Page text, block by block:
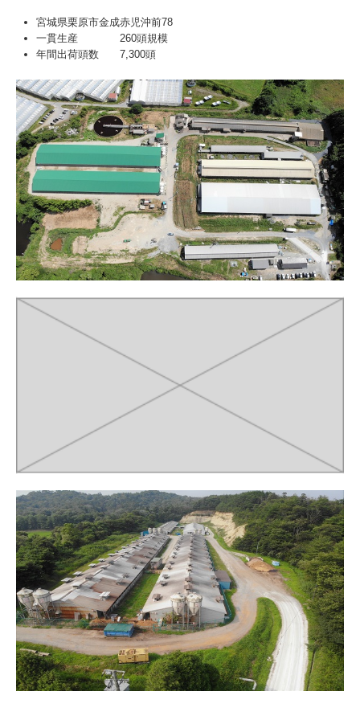
宮城県栗原市金成赤児沖前78
一貫生産 260頭規模
年間出荷頭数 7,300頭